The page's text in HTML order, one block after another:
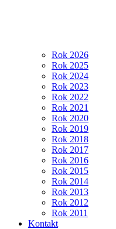
Rok 2026
Rok 2025
Rok 2024
Rok 2023
Rok 2022
Rok 2021
Rok 2020
Rok 2019
Rok 2018
Rok 2017
Rok 2016
Rok 2015
Rok 2014
Rok 2013
Rok 2012
Rok 2011
Kontakt